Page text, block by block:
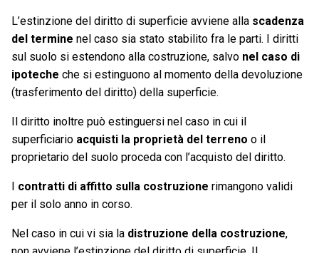
L’estinzione del diritto di superficie avviene alla scadenza
del termine nel caso sia stato stabilito fra le parti. I diritti
sul suolo si estendono alla costruzione, salvo nel caso di
ipoteche che si estinguono al momento della devoluzione
(trasferimento del diritto) della superficie.
Il diritto inoltre può estinguersi nel caso in cui il
superficiario acquisti la proprietà del terreno o il
proprietario del suolo proceda con l’acquisto del diritto.
contratti di affitto sulla costruzione rimangono validi
per il solo anno in corso.
Nel caso in cui vi sia la distruzione della costruzione,